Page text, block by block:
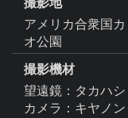
アメリカ合衆国
オ公園
撮影機材
望遠鏡：タカハシ
カメラ：キヤノン